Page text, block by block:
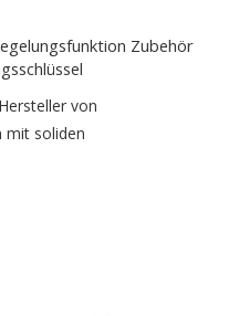
Zubehör
von
mit soliden